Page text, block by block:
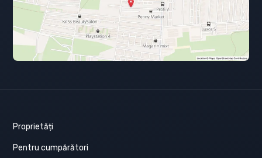
Proprietăți
Pentru cumpărători